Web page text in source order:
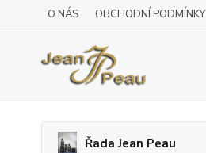
O NÁS OBCHODNÍ PODMÍNKY
Řada Jean Peau